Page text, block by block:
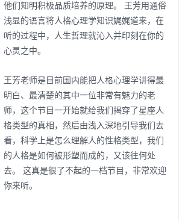
他们知明积极品质培养的原理。 王芳用通俗
浅显的语言将人格心理学知识娓娓道来，在
听的过程中，人生哲理就沁入并印刻在你的
心灵之中。
王芳老师是目前国内能把人格心理学讲得最
明白、最清楚的其中一位非常有魅力的老
师，这个节目一开始就给我们揭穿了星座人
格类型的真相，然后由浅入深地引导我们去
看，科学上是怎么理解人的性格类型，我们
的人格是如何被形塑而成的，又该往何处
去。 这真是很了不起的一档节目，非常欢迎
你来听。